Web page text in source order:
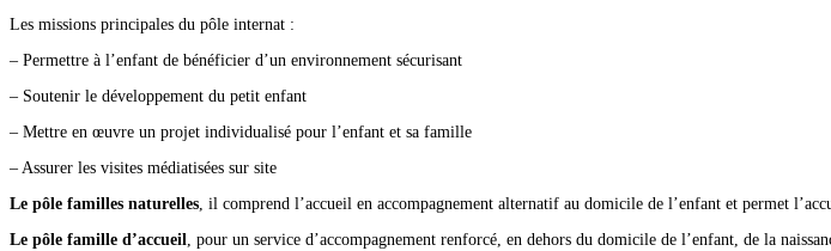
Les missions principales du pôle internat :
– Permettre à l’enfant de bénéficier d’un environnement sécurisant
– Soutenir le développement du petit enfant
– Mettre en œuvre un projet individualisé pour l’enfant et sa famille
– Assurer les visites médiatisées sur site
Le pôle familles naturelles, il comprend l’accueil en accompagnement alternatif au domicile de l’enfant et permet
Le pôle famille d’accueil, pour un service d’accompagnement renforcé, en dehors du domicile de l’enfant, de la